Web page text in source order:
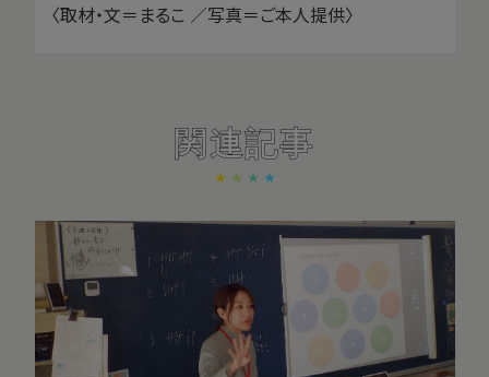
〈取材・文＝まるこ ／写真＝ご本人提供〉
関連記事